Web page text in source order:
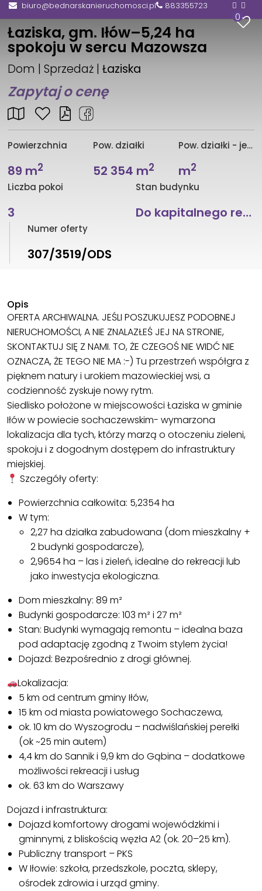
biuro@bednarskanieruchomosci.pl 883355723
0
Łaziska, gm. Iłów–5,24 ha
spokoju w sercu Mazowsza
Dom | Sprzedaż |Łaziska
Zapytaj o cenę
Powierzchnia
89 m2
Pow. działki
52 354 m2
Pow. działki - jednostka
m2
Liczba pokoi
3
Stan budynku
Do kapitalnego remontu
Numer oferty
307/3519/ODS
Opis
OFERTA ARCHIWALNA. JEŚLI POSZUKUJESZ PODOBNEJ
NIERUCHOMOŚCI, A NIE ZNALAZŁEŚ JEJ NA STRONIE,
SKONTAKTUJ SIĘ Z NAMI. TO, ŻE CZEGOŚ NIE WIDĆ NIE
OZNACZA, ŻE TEGO NIE MA :-) Tu przestrzeń współgra z
pięknem natury i urokiem mazowieckiej wsi, a
codzienność zyskuje nowy rytm.
Siedlisko położone w miejscowości Łaziska w gminie
Iłów w powiecie sochaczewskim- wymarzona
lokalizacja dla tych, którzy marzą o otoczeniu zieleni,
spokoju i z dogodnym dostępem do infrastruktury
miejskiej.
Szczegóły oferty:
Powierzchnia całkowita: 5,2354 ha
W tym:
2,27 ha działka zabudowana (dom mieszkalny +
2 budynki gospodarcze),
2,9654 ha – las i zieleń, idealne do rekreacji lub
jako inwestycja ekologiczna.
Dom mieszkalny: 89 m²
Budynki gospodarcze: 103 m² i 27 m²
Stan: Budynki wymagają remontu – idealna baza
pod adaptację zgodną z Twoim stylem życia!
Dojazd: Bezpośrednio z drogi głównej.
Lokalizacja:
5 km od centrum gminy Iłów,
15 km od miasta powiatowego Sochaczewa,
ok. 10 km do Wyszogrodu – nadwiślańskiej perełki
(ok ~25 min autem)
4,4 km do Sannik i 9,9 km do Gąbina – dodatkowe
możliwości rekreacji i usług
ok. 63 km do Warszawy
Dojazd i infrastruktura:
Dojazd komfortowy drogami wojewódzkimi i
gminnymi, z bliskością węzła A2 (ok. 20–25 km).
Publiczny transport – PKS
W Iłowie: szkoła, przedszkole, poczta, sklepy,
ośrodek zdrowia i urząd gminy.